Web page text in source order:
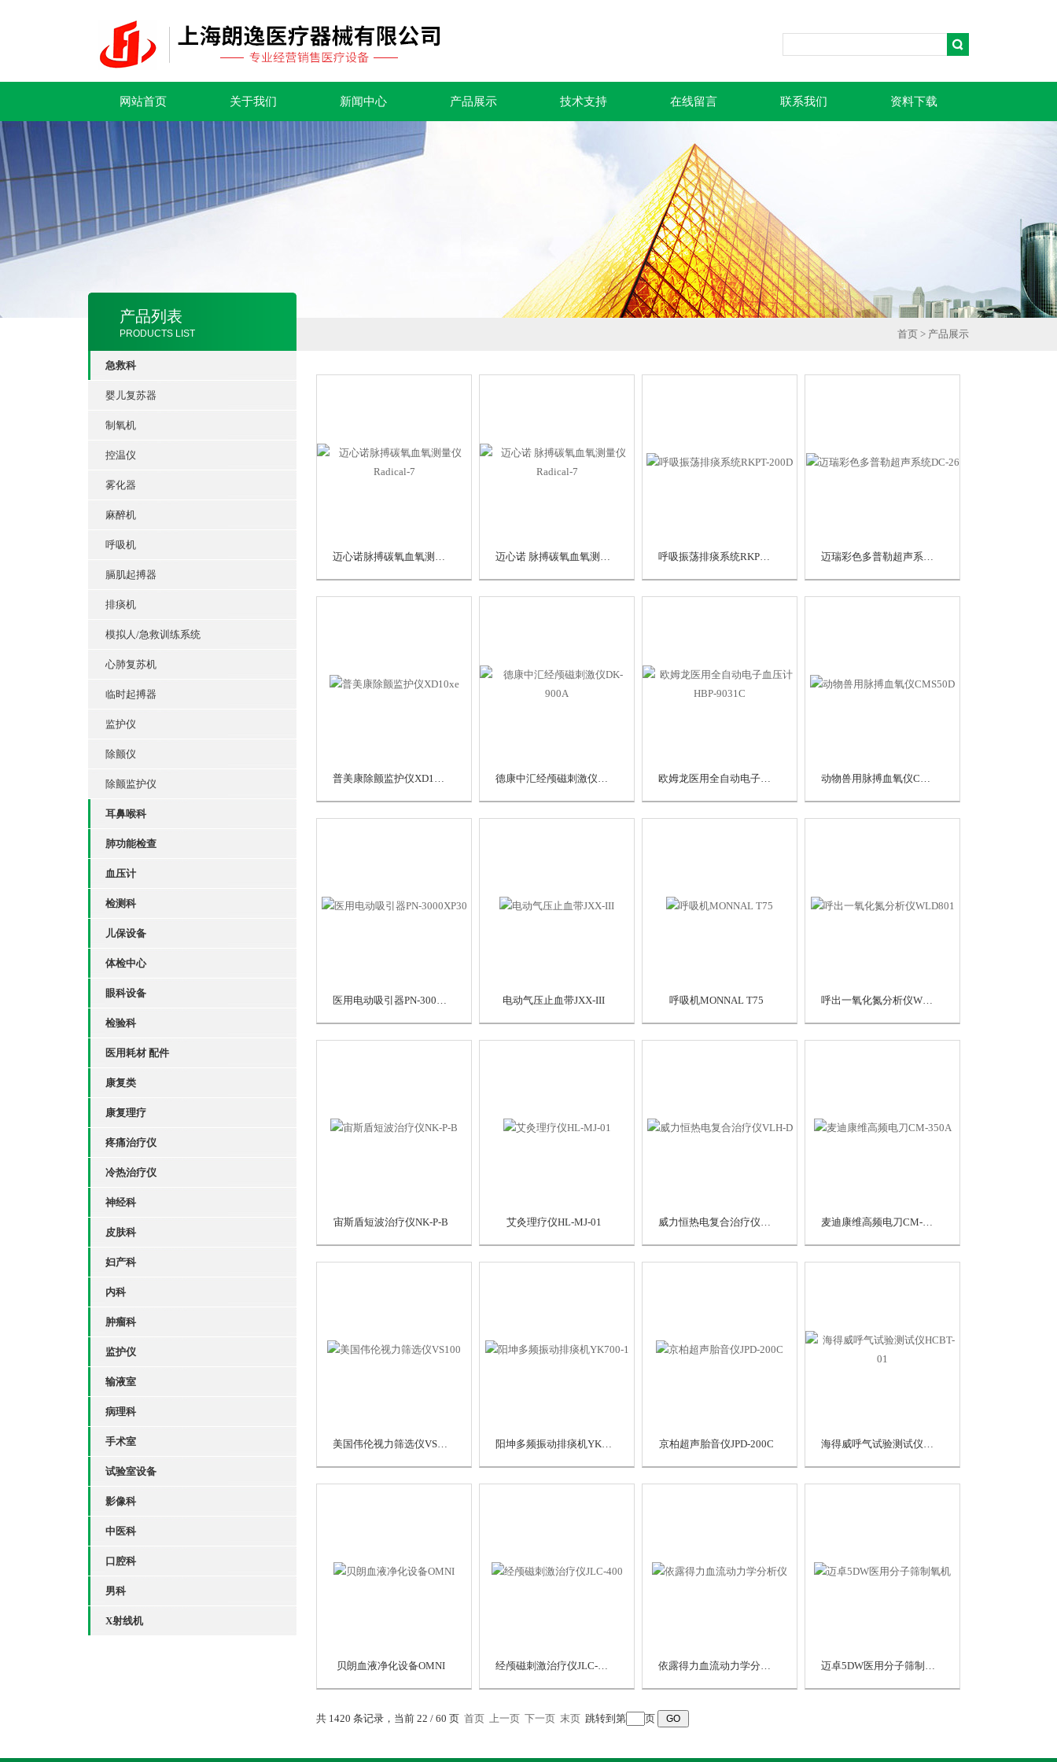
网站首页 关于我们 新闻中心 产品展示 技术支持 在线留言 联系我们 资料下载
产品列表
PRODUCTS LIST
急救科
婴儿复苏器
制氧机
控温仪
雾化器
麻醉机
呼吸机
膈肌起搏器
排痰机
模拟人/急救训练系统
心肺复苏机
临时起搏器
监护仪
除颤仪
除颤监护仪
耳鼻喉科
肺功能检查
血压计
检测科
儿保设备
体检中心
眼科设备
检验科
医用耗材 配件
康复类
康复理疗
疼痛治疗仪
冷热治疗仪
神经科
皮肤科
妇产科
内科
肿瘤科
监护仪
输液室
病理科
手术室
试验室设备
影像科
中医科
口腔科
男科
X射线机
首页 > 产品展示
迈心诺脉搏碳氧血氧测量仪Radical-7 迈心诺 脉搏碳氧血氧测量仪 Radical-7 呼吸振荡排痰系统RKPT-200D 迈瑞彩色多普勒超声系统DC-26
普美康除颤监护仪XD10xe 德康中汇经颅磁刺激仪DK-900A 欧姆龙医用全自动电子血压计HBP-9031C 动物兽用脉搏血氧仪CMS50D
医用电动吸引器PN-3000XP30 电动气压止血带JXX-III 呼吸机MONNAL T75 呼出一氧化氮分析仪WLD801
宙斯盾短波治疗仪NK-P-B 艾灸理疗仪HL-MJ-01 威力恒热电复合治疗仪VLH-D 麦迪康维高频电刀CM-350A
美国伟伦视力筛选仪VS100 阳坤多频振动排痰机YK700-1 京柏超声胎音仪JPD-200C 海得威呼气试验测试仪HCBT-01
贝朗血液净化设备OMNI 经颅磁刺激治疗仪JLC-400 依露得力血流动力学分析仪 迈卓5DW医用分子筛制氧机
共 1420 条记录，当前 22 / 60 页 首页 上一页 下一页 末页 跳转到第 页